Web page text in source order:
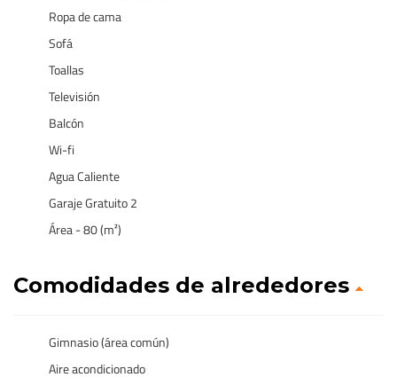
Ropa de cama
Sofá
Toallas
Televisión
Balcón
Wi-fi
Agua Caliente
Garaje Gratuito 2
Área - 80 (m²)
Comodidades de alrededores
Gimnasio (área común)
Aire acondicionado